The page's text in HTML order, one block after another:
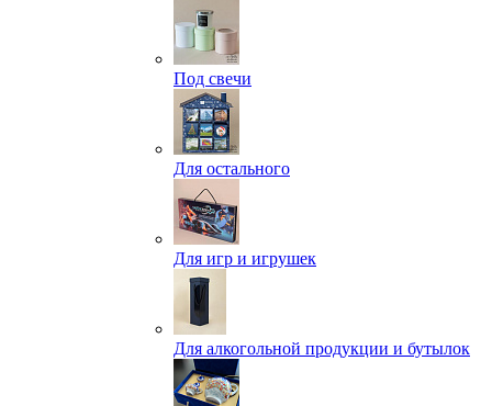
Под свечи
Для остального
Для игр и игрушек
Для алкогольной продукции и бутылок